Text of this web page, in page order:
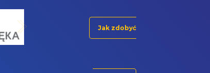
Jak zdobyć